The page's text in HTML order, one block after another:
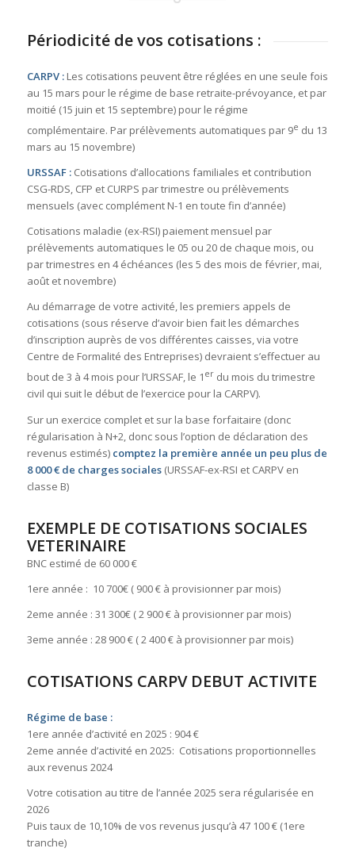
Périodicité de vos cotisations :
CARPV : Les cotisations peuvent être réglées en une seule fois
au 15 mars pour le régime de base retraite-prévoyance, et par
moitié (15 juin et 15 septembre) pour le régime
complémentaire. Par prélèvements automatiques par 9e du 13
mars au 15 novembre)
URSSAF : Cotisations d’allocations familiales et contribution
CSG-RDS, CFP et CURPS par trimestre ou prélèvements
mensuels (avec complément N-1 en toute fin d’année)
Cotisations maladie (ex-RSI) paiement mensuel par
prélèvements automatiques le 05 ou 20 de chaque mois, ou
par trimestres en 4 échéances (les 5 des mois de février, mai,
août et novembre)
Au démarrage de votre activité, les premiers appels de
cotisations (sous réserve d’avoir bien fait les démarches
d’inscription auprès de vos différentes caisses, via votre
Centre de Formalité des Entreprises) devraient s’effectuer au
bout de 3 à 4 mois pour l’URSSAF, le 1 erdu mois du trimestre
civil qui suit le début de l’exercice pour la CARPV).
Sur un exercice complet et sur la base forfaitaire (donc
régularisation à N+2, donc sous l’option de déclaration des
revenus estimés) comptez la première année un peu plus de
8 000 € de charges sociales(URSSAF-ex-RSI et CARPV en
classe B)
EXEMPLE DE COTISATIONS SOCIALES
VETERINAIRE
BNC estimé de 60 000 €
1ere année : 10 700€ ( 900 € à provisionner par mois)
2eme année : 31 300€ ( 2 900 € à provisionner par mois)
3eme année : 28 900 € ( 2 400 € à provisionner par mois)
COTISATIONS CARPV DEBUT ACTIVITE
Régime de base :
1ere année d’activité en 2025 : 904 €
2eme année d’activité en 2025: Cotisations proportionnelles
aux revenus 2024
Votre cotisation au titre de l’année 2025 sera régularisée en
2026
Puis taux de 10,10% de vos revenus jusqu’à 47 100 € (1ere
tranche)